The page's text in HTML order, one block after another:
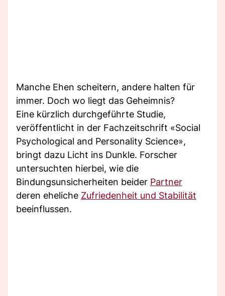
Manche Ehen scheitern, andere halten für
immer. Doch wo liegt das Geheimnis?
Eine kürzlich durchgeführte Studie,
veröffentlicht in der Fachzeitschrift «Social
Psychological and Personality Science»,
bringt dazu Licht ins Dunkle. Forscher
untersuchten hierbei, wie die
Bindungsunsicherheiten beider Partner
deren eheliche Zufriedenheit und Stabilität
beeinflussen.